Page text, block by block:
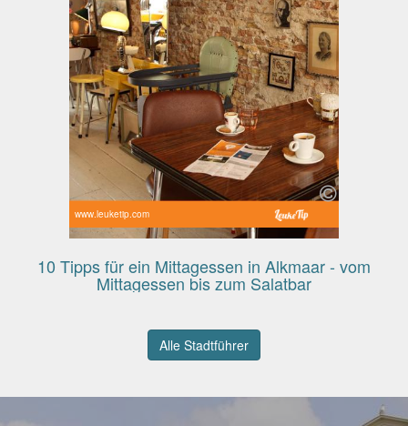
www.leuketip.com
10 Tipps für ein Mittagessen in Alkmaar - vom
Mittagessen bis zum Salatbar
Alle Stadtführer